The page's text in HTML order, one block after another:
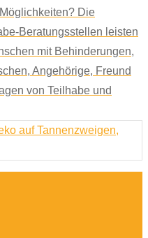
Die
Beratungsstellen leisten
mit Behinderungen,
Angehörige, Freund
von Teilhabe und